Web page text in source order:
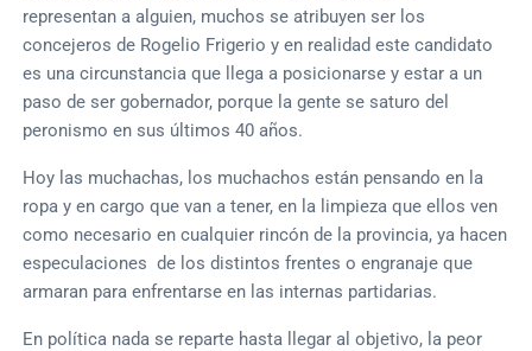
representan a alguien, muchos se atribuyen ser los
concejeros de Rogelio Frigerio y en realidad este candidato
es una circunstancia que llega a posicionarse y estar a un
paso de ser gobernador, porque la gente se saturo del
peronismo en sus últimos 40 años.
Hoy las muchachas, los muchachos están pensando en la
ropa y en cargo que van a tener, en la limpieza que ellos ven
como necesario en cualquier rincón de la provincia, ya hacen
especulaciones de los distintos frentes o engranaje que
armaran para enfrentarse en las internas partidarias.
En política nada se reparte hasta llegar al objetivo, la peor